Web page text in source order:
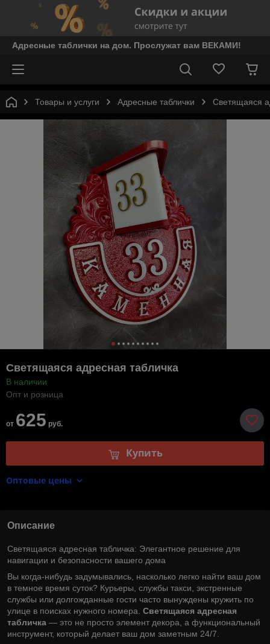
Адресные таблички на дом. Прослужат вам ВЕКАМИ!
Товары и услуги Адресные таблички Светящаяся
Светящаяся адресная табличка
В наличии
Опт и розница
от 625 руб.
Купить
Оптовые цены
Описание
Светящаяся адресная табличка: Элегантное решение для
навигации и безопасности вашего дома
Вы когда-нибудь задумывались, насколько легко найти ваш дом
в темное время суток? Курьеры, службы такси, экстренные
службы или долгожданные гости часто вынуждены кружить по
улице в поисках нужного номера. Светящаяся адресная
табличка — это не просто элемент декора, а функциональный
инструмент, который делает ваш дом заметным 24/7.